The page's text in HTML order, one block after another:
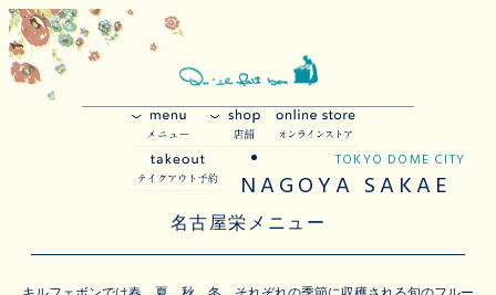
TOKYO DOME CITY
NAGOYA SAKAE
名古屋栄メニュー